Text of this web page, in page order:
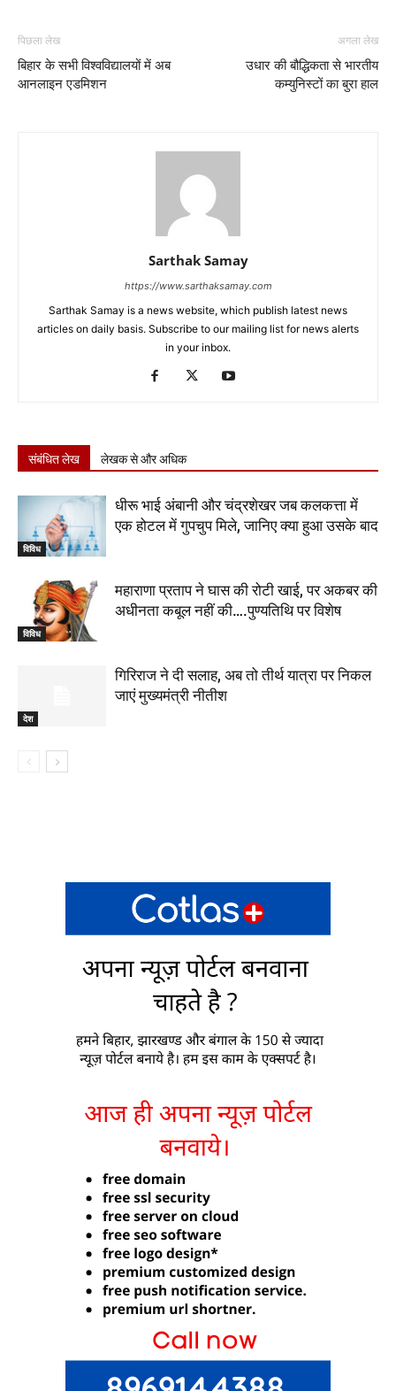
पिछला लेख
बिहार के सभी विश्वविद्यालयों में अब
आनलाइन एडमिशन
अगला लेख
उधार की बौद्धिकता से भारतीय
कम्युनिस्टों का बुरा हाल
Sarthak Samay
https://www.sarthaksamay.com
Sarthak Samay is a news website, which publish latest news
articles on daily basis. Subscribe to our mailing list for news alerts
in your inbox.
संबंधित लेख लेखक से और अधिक
विविध
धीरू भाई अंबानी और चंद्रशेखर जब कलकत्ता में
एक होटल में गुपचुप मिले, जानिए क्या हुआ उसके बाद
विविध
महाराणा प्रताप ने घास की रोटी खाई, पर अकबर की
अधीनता कबूल नहीं की….पुण्यतिथि पर विशेष
देश
गिरिराज ने दी सलाह, अब तो तीर्थ यात्रा पर निकल
जाएं मुख्यमंत्री नीतीश